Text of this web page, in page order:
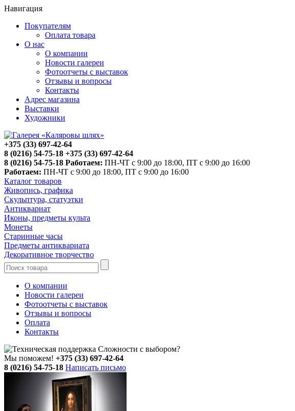
Навигация
Покупателям
Оплата товара
О нас
О компании
Новости галереи
Фотоотчеты с выставок
Отзывы и вопросы
Контакты
Адрес магазина
Выставки
Художники
+375 (33) 697-42-64
8 (0216) 54-75-18 +375 (33) 697-42-64
8 (0216) 54-75-18 Работаем: ПН-ЧТ с 9:00 до 18:00, ПТ с 9:00 до 16:00
Работаем: ПН-ЧТ с 9:00 до 18:00, ПТ с 9:00 до 16:00
Каталог товаров
Живопись, графика
Скульптура, статуэтки
Антиквариат
Иконы, предметы культа
Монеты
Старинные часы
Предметы антиквариата
Декоративное творчество
О компании
Новости галереи
Фотоотчеты с выставок
Отзывы и вопросы
Оплата
Контакты
Сложности с выбором?
Мы поможем! +375 (33) 697-42-64
8 (0216) 54-75-18 Написать письмо